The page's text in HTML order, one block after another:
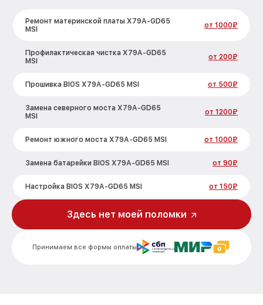
Ремонт материнской платы X79A-GD65
MSI
от 1000₽
Профилактическая чистка X79A-GD65
MSI
от 200₽
Прошивка BIOS X79A-GD65 MSI от 500₽
Замена северного моста X79A-GD65
MSI
от 1200₽
Ремонт южного моста X79A-GD65 MSI от 1000₽
Замена батарейки BIOS X79A-GD65 MSI от 90₽
Настройка BIOS X79A-GD65 MSI от 150₽
Принимаем все формы оплаты
Здесь нет моей поломки